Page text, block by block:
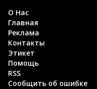
О Нас
Главная
Реклама
Контакты
Этикет
Помощь
RSS
Сообщить об ошибке